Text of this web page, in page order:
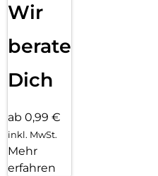
Wir
beraten
Dich
ab 0,99 €
inkl. MwSt.
Mehr
erfahren